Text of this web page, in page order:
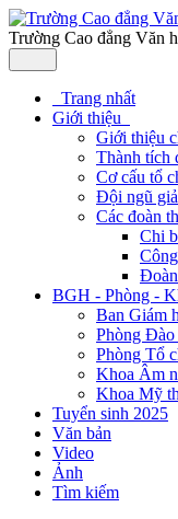
Trường Cao đẳng Văn
Trang nhất
Giới thiệu
Giới thiệu
Thành tích
Cơ cấu tổ
Đội ngũ
Các đoàn
Chi
BGH - Phòng -
Ban Giám
Phòng
Phòng Tổ
Khoa Âm
Khoa Mỹ
Tuyển sinh 2025
Văn bản
Video
Ảnh
Tìm kiếm